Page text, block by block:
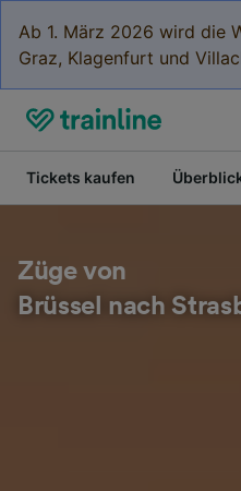
Ab 1. März 2026 wird die
Graz, Klagenfurt und
Tickets kaufen
Züge von
Brüssel nach